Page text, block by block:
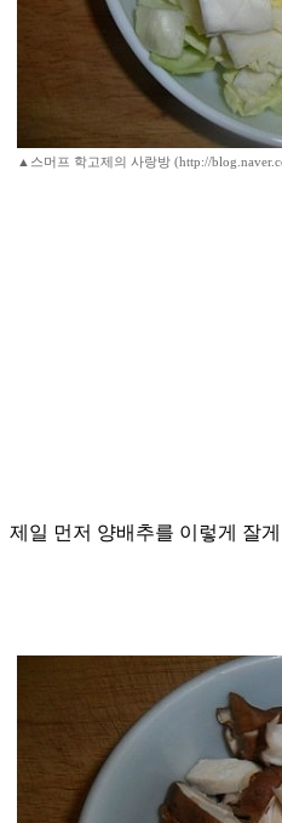
▲스머프 학고제의 사랑방 (http://
제일 먼저 양배추를 이렇게 잘